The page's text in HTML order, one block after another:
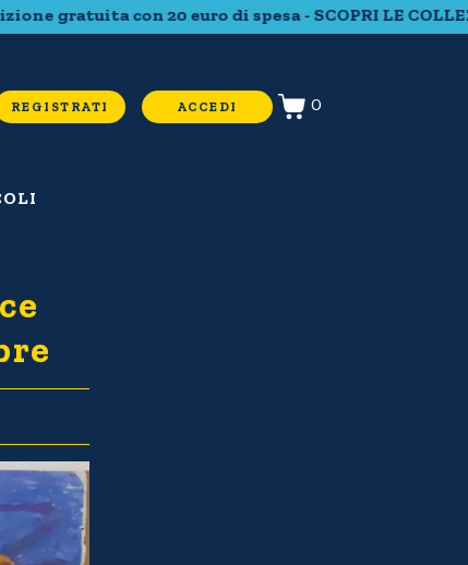
con 20 euro di spesa - SCOPRI LE
REGISTRATI ACCEDI 0